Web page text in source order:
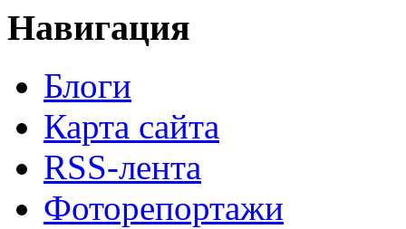
Навигация
Блоги
Карта сайта
RSS-лента
Фоторепортажи